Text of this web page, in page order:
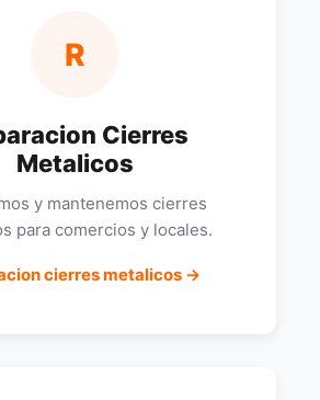
R
Cierres
Metalicos
y mantenemos cierres
para comercios y locales.
cierres metalicos →